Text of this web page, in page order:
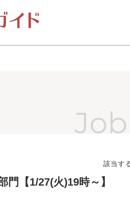
該当す
【1/27(火)19時～】